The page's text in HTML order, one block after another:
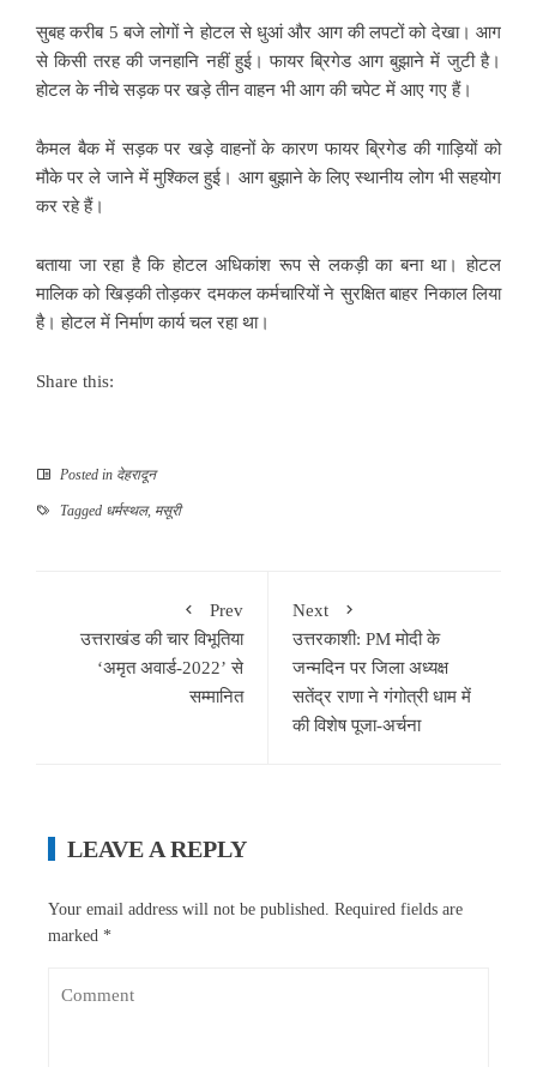
सुबह करीब 5 बजे लोगों ने होटल से धुआं और आग की लपटों को देखा। आग
से किसी तरह की जनहानि नहीं हुई। फायर ब्रिगेड आग बुझाने में जुटी है।
होटल के नीचे सड़क पर खड़े तीन वाहन भी आग की चपेट में आए गए हैं।
कैमल बैक में सड़क पर खड़े वाहनों के कारण फायर ब्रिगेड की गाड़ियों को
मौके पर ले जाने में मुश्किल हुई। आग बुझाने के लिए स्थानीय लोग भी सहयोग
कर रहे हैं।
बताया जा रहा है कि होटल अधिकांश रूप से लकड़ी का बना था। होटल
मालिक को खिड़की तोड़कर दमकल कर्मचारियों ने सुरक्षित बाहर निकाल लिया
है। होटल में निर्माण कार्य चल रहा था।
Share this:
Posted in देहरादून
Tagged धर्मस्थल, मसूरी
Prev
उत्तराखंड की चार विभूतिया
‘अमृत अवार्ड-2022’ से
सम्मानित
Next
उत्तरकाशी: PM मोदी के
जन्मदिन पर जिला अध्यक्ष
सतेंद्र राणा ने गंगोत्री धाम में
की विशेष पूजा-अर्चना
LEAVE A REPLY
Your email address will not be published.
Required fields are
marked *